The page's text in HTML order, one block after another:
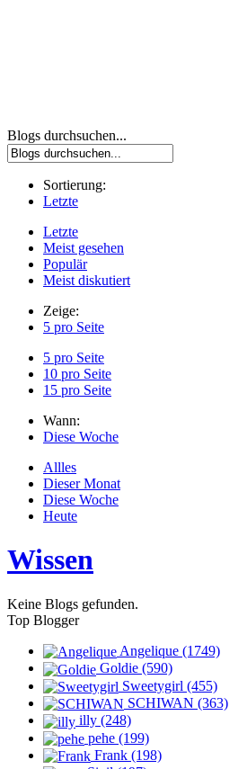
Blogs durchsuchen...
Sortierung:
Letzte
Letzte
Meist gesehen
Populär
Meist diskutiert
Zeige:
5 pro Seite
5 pro Seite
10 pro Seite
15 pro Seite
Wann:
Diese Woche
Allles
Dieser Monat
Diese Woche
Heute
Wissen
Keine Blogs gefunden.
Top Blogger
Angelique (1749)
Goldie (590)
Sweetygirl (455)
SCHIWAN (363)
illy (248)
pehe (199)
Frank (198)